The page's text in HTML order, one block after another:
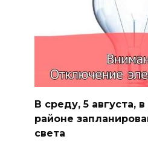
В среду, 5 августа,
районе
света